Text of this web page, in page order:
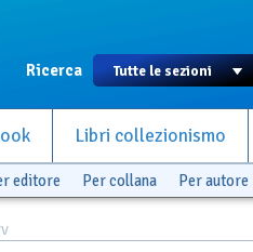
Ricerca
Libri collezionismo
editore Per collana Per autore